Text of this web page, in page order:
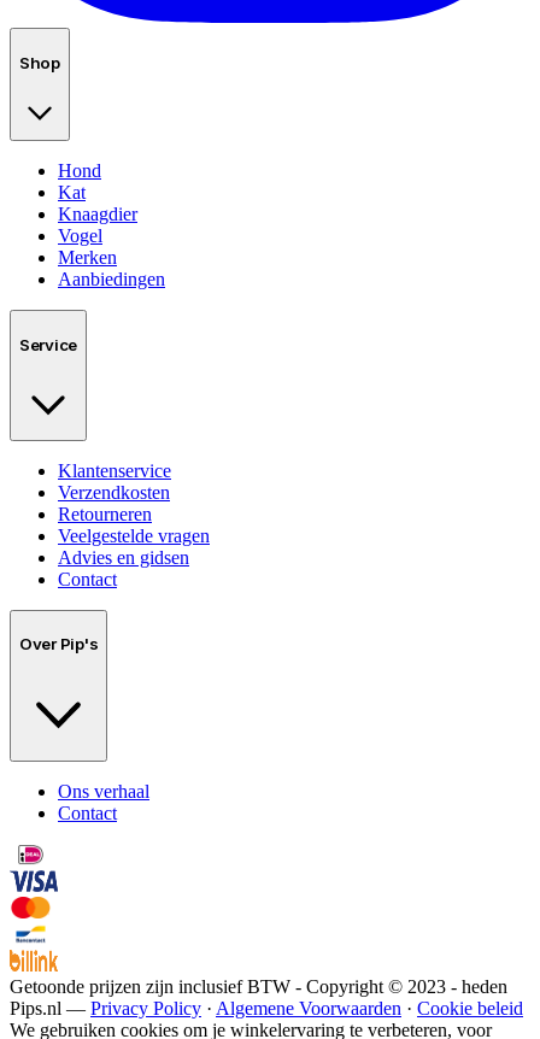
Shop
Hond
Kat
Knaagdier
Vogel
Merken
Aanbiedingen
Service
Klantenservice
Verzendkosten
Retourneren
Veelgestelde vragen
Advies en gidsen
Contact
Over Pip's
Ons verhaal
Contact
Getoonde prijzen zijn inclusief BTW - Copyright © 2023 - heden
Pips.nl — Privacy Policy · Algemene Voorwaarden · Cookie beleid
We gebruiken cookies om je winkelervaring te verbeteren, voor